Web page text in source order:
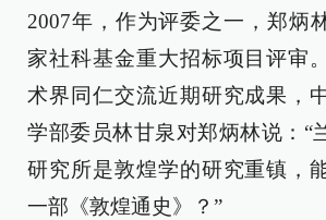
2007年，作为评委之一，郑炳
家社科基金重大招标项目评审
术界同仁交流近期研究成果，
学部委员林甘泉对郑炳林说：“
研究所是敦煌学的研究重镇，
一部《敦煌通史》？”